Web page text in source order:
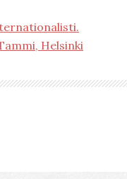
Helsinki